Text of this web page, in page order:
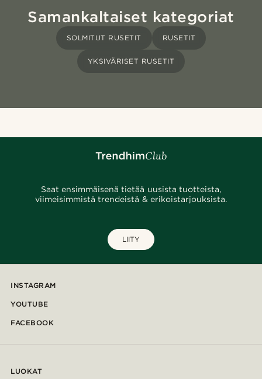
Samankaltaiset kategoriat
SOLMITUT RUSETIT RUSETIT
YKSIVÄRISET RUSETIT
Saat ensimmäisenä tietää uusista tuotteista,
viimeisimmistä trendeistä & erikoistarjouksista.
LIITY
INSTAGRAM
YOUTUBE
FACEBOOK
LUOKAT